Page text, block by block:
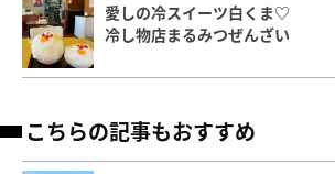
愛しの冷スイーツ白くま♡
冷し物店まるみつぜんざい
こちらの記事もおすすめ